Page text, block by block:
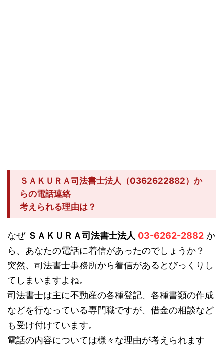
ＳＡＫＵＲＡ司法書士法人（0362622882）か
らの電話連絡
考えられる理由は？
なぜ ＳＡＫＵＲＡ司法書士法人 03-6262-2882 か
ら、あなたの電話に着信があったのでしょうか？
突然、司法書士事務所から着信があるとびっくりし
てしまいますよね。
司法書士は主に不動産の各種登記、各種書類の作成
などを行なっている専門職ですが、借金の相談など
も受け付けています。
電話の内容については様々な理由が考えられます